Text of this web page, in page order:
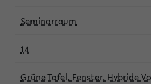
Seminarraum
14
Grüne Tafel, Fenster, Hybride